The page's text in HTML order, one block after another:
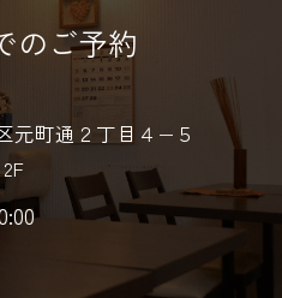
のご予約
元町通２丁目４−５
2F